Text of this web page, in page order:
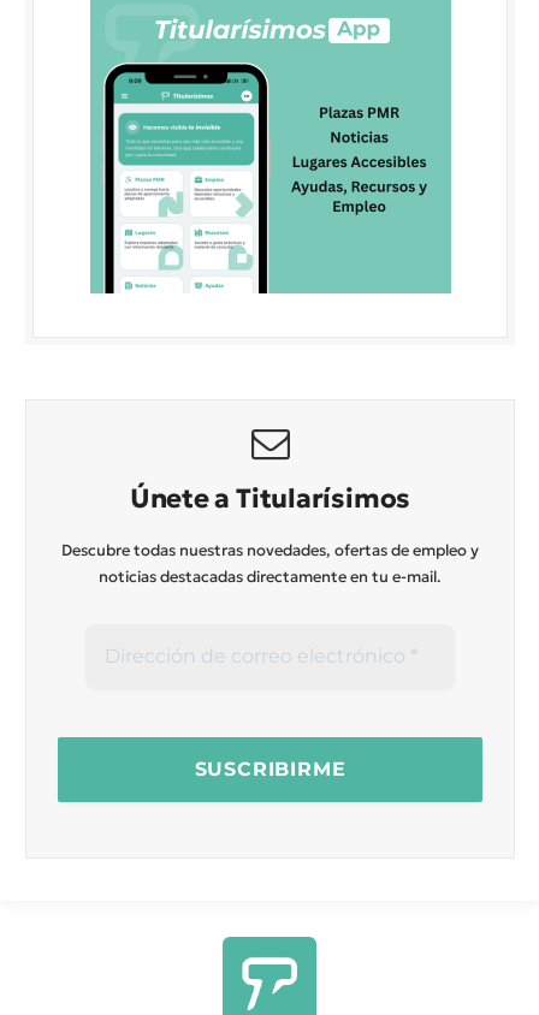
Únete a Titularísimos
Descubre todas nuestras novedades, ofertas de empleo y
noticias destacadas directamente en tu e-mail.